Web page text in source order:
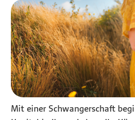
Mit einer Schwangerschaft